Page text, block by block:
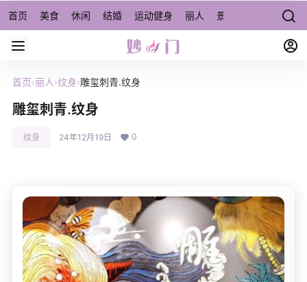
首页 美食 休闲 结婚 运动健身 丽人 景点/周边游 宠物
首页›丽人›纹身›雕玺刺青.纹身
雕玺刺青.纹身
纹身 24年12月19日 0